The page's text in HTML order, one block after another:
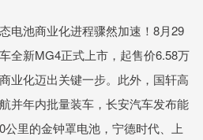
池商业化进程骤然加速！8月29
全新MG4正式上市，起售价6.58万
业化迈出关键一步。此外，国轩高
并年内批量装车，长安汽车发布能
公里的金钟罩电池，宁德时代、上